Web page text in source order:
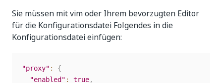
Sie müssen mit vim oder Ihrem bevorzugten Editor
für die Konfigurationsdatei Folgendes in die
Konfigurationsdatei einfügen:
"proxy" :
{
"enabled" : true,